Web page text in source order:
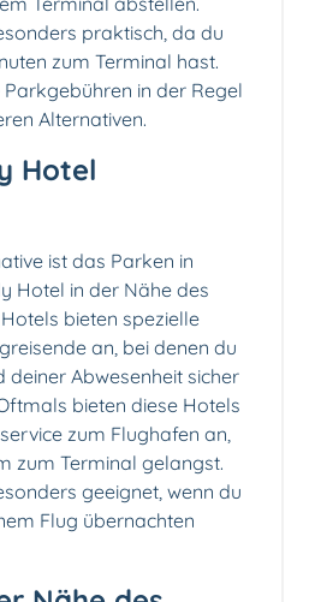
praktisch, da du
zum Terminal hast.
in der Regel
Alternativen.
Hotel
ist das Parken in
Hotel in der Nähe des
bieten spezielle
an, bei denen du
deiner Abwesenheit sicher
bieten diese Hotels
zum Flughafen an,
zum Terminal gelangst.
geeignet, wenn du
Flug übernachten